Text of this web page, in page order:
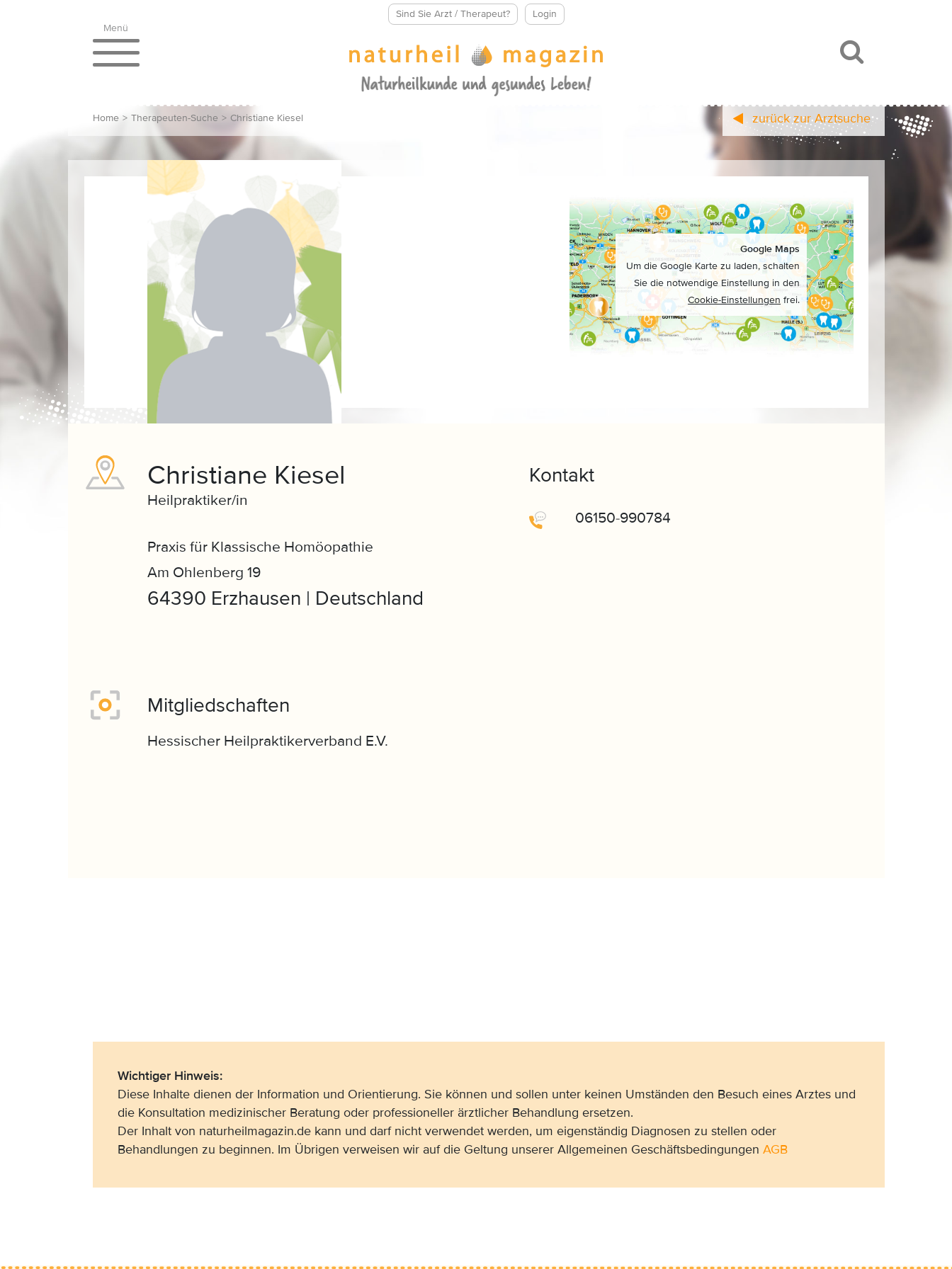
Sind Sie Arzt / Therapeut?
Login
Menü
Home > Therapeuten-Suche > Christiane Kiesel zurück zur Arztsuche
Google Maps
Um die Google Karte zu laden, schalten
Sie die notwendige Einstellung in den
Cookie-Einstellungen frei.
Christiane Kiesel
Heilpraktiker/in
Praxis für Klassische Homöopathie
Am Ohlenberg 19
64390 Erzhausen | Deutschland
Kontakt
06150-990784
Mitgliedschaften
Hessischer Heilpraktikerverband E.V.
Wichtiger Hinweis:
Diese Inhalte dienen der Information und Orientierung. Sie können und sollen unter keinen Umständen den Besuch eines Arztes und
die Konsultation medizinischer Beratung oder professioneller ärztlicher Behandlung ersetzen.
Der Inhalt von naturheilmagazin.de kann und darf nicht verwendet werden, um eigenständig Diagnosen zu stellen oder
Behandlungen zu beginnen. Im Übrigen verweisen wir auf die Geltung unserer Allgemeinen Geschäftsbedingungen AGB